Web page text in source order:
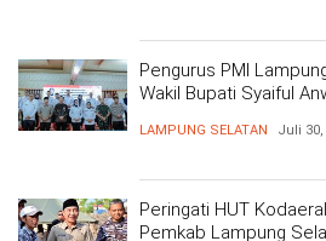
Pengurus PMI
Wakil Bupati Syaiful
LAMPUNG SELATAN Juli 30,
Peringati HUT
Pemkab Lampung